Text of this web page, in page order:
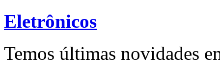
Eletrônicos
Temos últimas novidades